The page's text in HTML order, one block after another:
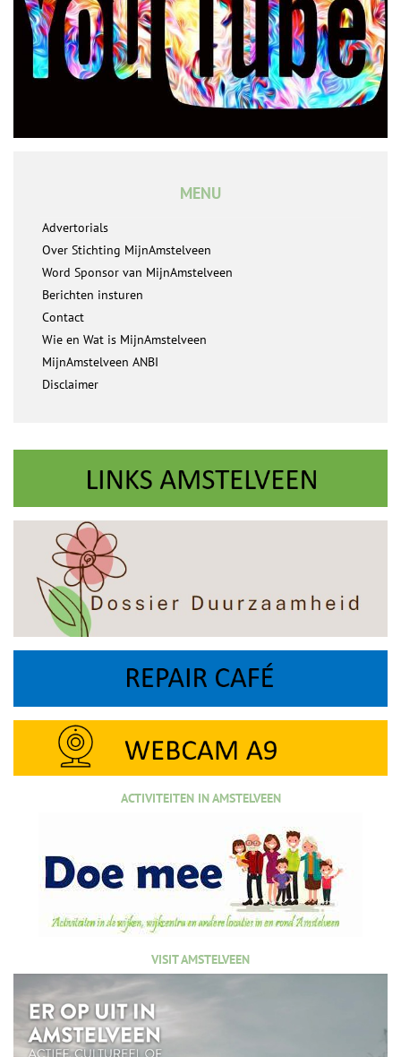
MENU
Advertorials
Over Stichting MijnAmstelveen
Word Sponsor van MijnAmstelveen
Berichten insturen
Contact
Wie en Wat is MijnAmstelveen
MijnAmstelveen ANBI
Disclaimer
ACTIVITEITEN IN AMSTELVEEN
VISIT AMSTELVEEN